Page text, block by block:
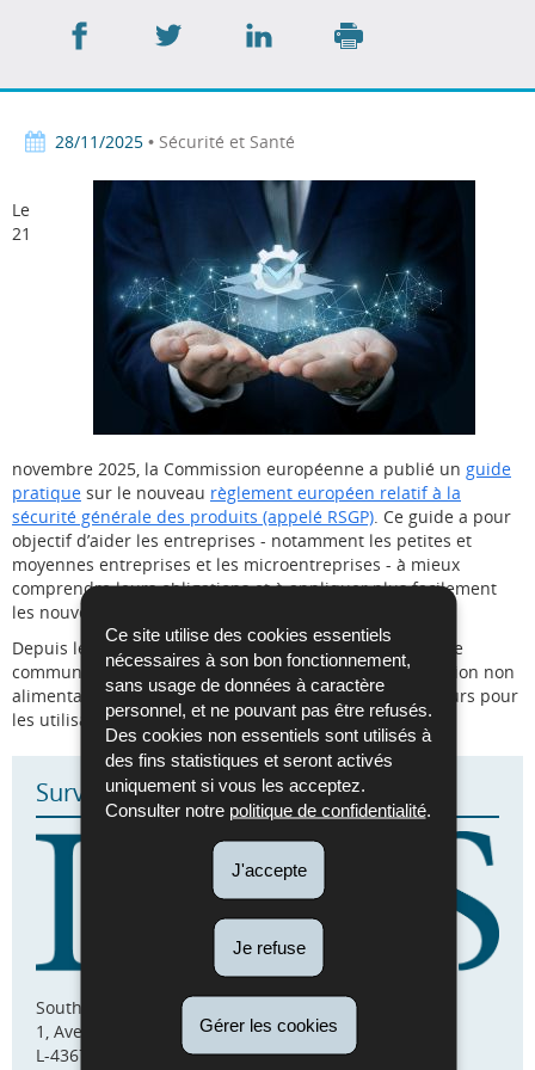
Ce site utilise des cookies essentiels
nécessaires à son bon fonctionnement,
sans usage de données à caractère
personnel, et ne pouvant pas être refusés.
Des cookies non essentiels sont utilisés à
des fins statistiques et seront activés
uniquement si vous les acceptez.
Consulter notre politique de confidentialité.
J'accepte
Je refuse
Gérer les cookies
Partager
Partager
Partager
28/11/2025 • Sécurité et Santé
Le
21
novembre 2025, la Commission européenne a publié un guide
pratique sur le nouveau règlement européen relatif à la
sécurité générale des produits (appelé RSGP). Ce guide a pour
objectif d’aider les entreprises - notamment les petites et
moyennes entreprises et les microentreprises - à mieux
comprendre leurs obligations et à appliquer plus facilement
les nouvelles règles.
Depuis le 13 décembre 2024, ce règlement fixe un cadre
commun pour garantir que les produits de consommation non
alimentaires vendus dans l’Union européenne soient sûrs pour
les utilisateurs.
Surveillance du marché
Southlane Tower I
1, Avenue du Swing
L-4367 Belvaux (Esch/Belval)